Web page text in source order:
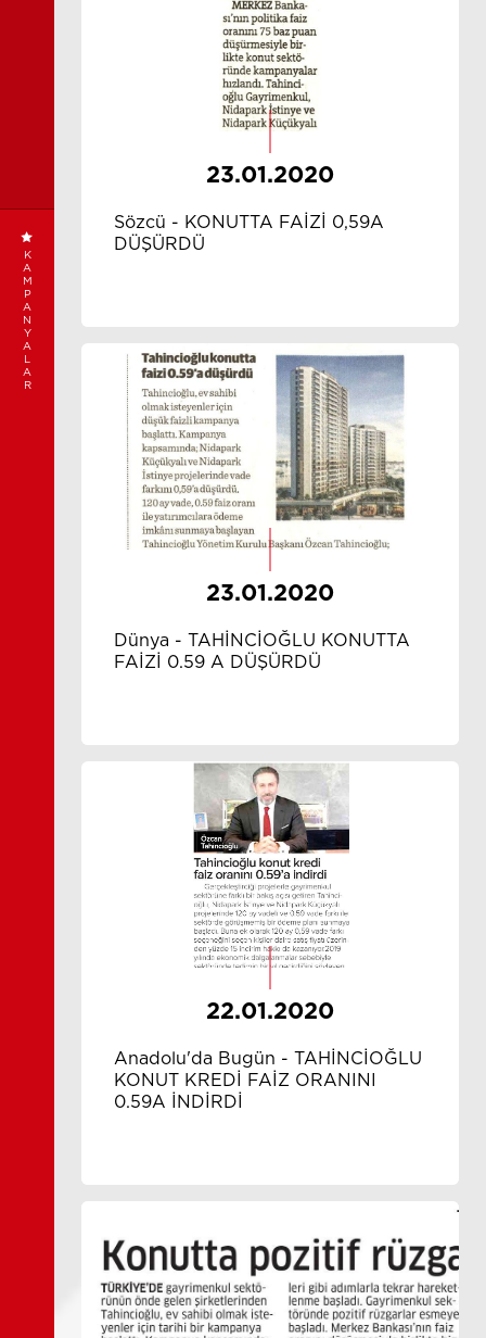
K
A
M
P
A
N
Y
A
L
A
R
23.01.2020
Sözcü - KONUTTA FAİZİ 0,59A
DÜŞÜRDÜ
23.01.2020
Dünya - TAHİNCİOĞLU KONUTTA
FAİZİ 0.59 A DÜŞÜRDÜ
22.01.2020
Anadolu'da Bugün - TAHİNCİOĞLU
KONUT KREDİ FAİZ ORANINI
0.59A İNDİRDİ